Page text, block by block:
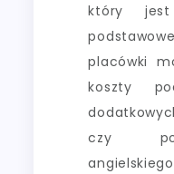
który jest
placówki
koszty
czy